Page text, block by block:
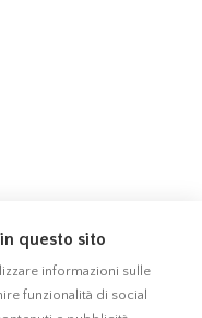
questo sito
informazioni sulle
funzionalità di social